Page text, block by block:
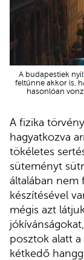
A budapestiek
feltűnne akkor is,
hasonlóan
A fizika
hagyatkozva
tökéletes
süteményt
általában nem
készítésével
mégis azt
posztok alatt
kétkedő